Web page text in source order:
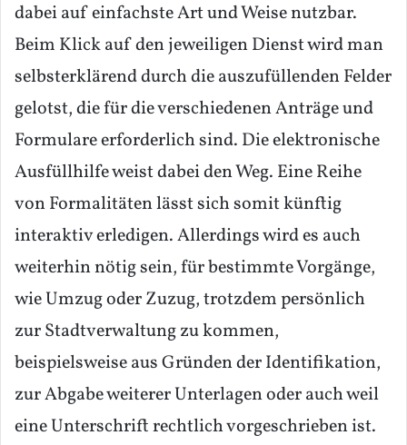
dabei auf einfachste Art und Weise nutzbar.
Beim Klick auf den jeweiligen Dienst wird man
selbsterklärend durch die auszufüllenden Felder
gelotst, die für die verschiedenen Anträge und
Formulare erforderlich sind. Die elektronische
Ausfüllhilfe weist dabei den Weg. Eine Reihe
von Formalitäten lässt sich somit künftig
interaktiv erledigen. Allerdings wird es auch
weiterhin nötig sein, für bestimmte Vorgänge,
wie Umzug oder Zuzug, trotzdem persönlich
zur Stadtverwaltung zu kommen,
beispielsweise aus Gründen der Identifikation,
zur Abgabe weiterer Unterlagen oder auch weil
eine Unterschrift rechtlich vorgeschrieben ist.